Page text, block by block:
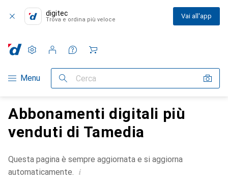
digitec
Trova e ordina più veloce Vai all'app
Categoria Navigazione
Menu Cerca
Impostazioni
Conto cliente
Liste di confronto
Liste dei desideri
Carrello
Abbonamenti digitali più
venduti di Tamedia
Questa pagina è sempre aggiornata e si aggiorna
automaticamente. i